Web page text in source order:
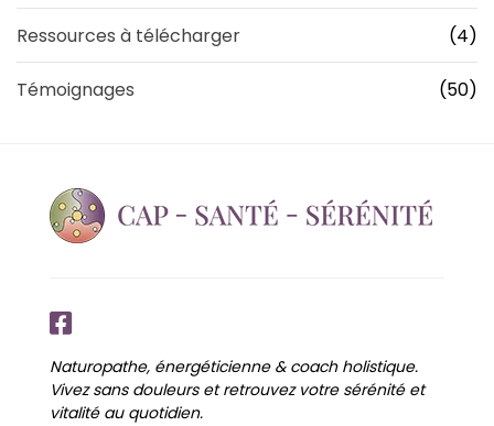
Ressources à télécharger (4)
Témoignages (50)
Naturopathe, énergéticienne & coach holistique.
Vivez sans douleurs et retrouvez votre sérénité et
vitalité au quotidien.